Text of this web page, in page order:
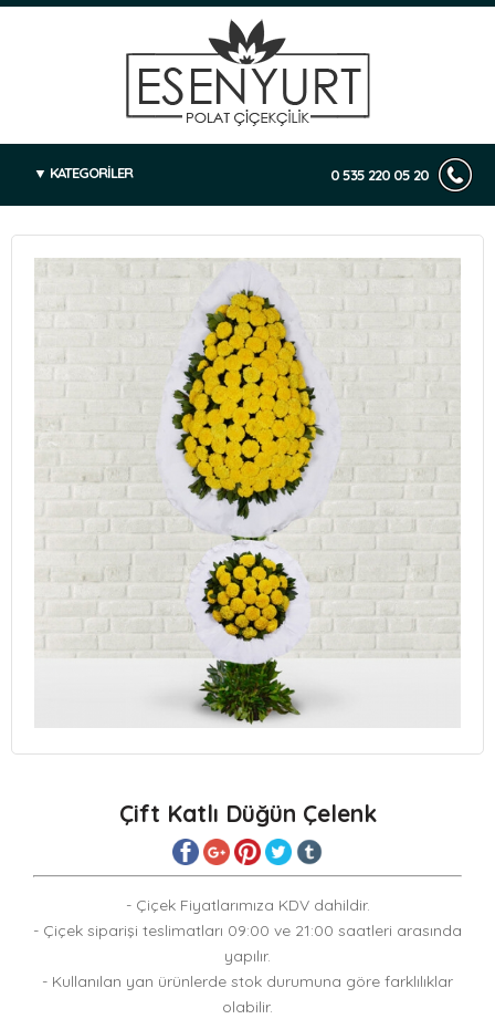
KATEGORİLER 0 535 220 05 20
Çift Katlı Düğün Çelenk
- Çiçek Fiyatlarımıza KDV dahildir.
- Çiçek siparişi teslimatları 09:00 ve 21:00 saatleri arasında
yapılır.
- Kullanılan yan ürünlerde stok durumuna göre farklılıklar
olabilir.